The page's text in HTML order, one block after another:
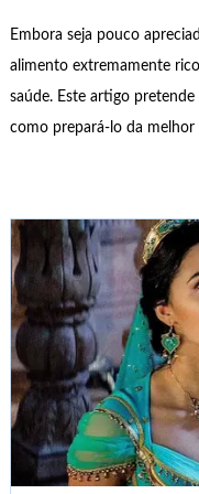
Embora seja pouco
alimento extremamente
saúde. Este artigo
como prepará-lo da melhor